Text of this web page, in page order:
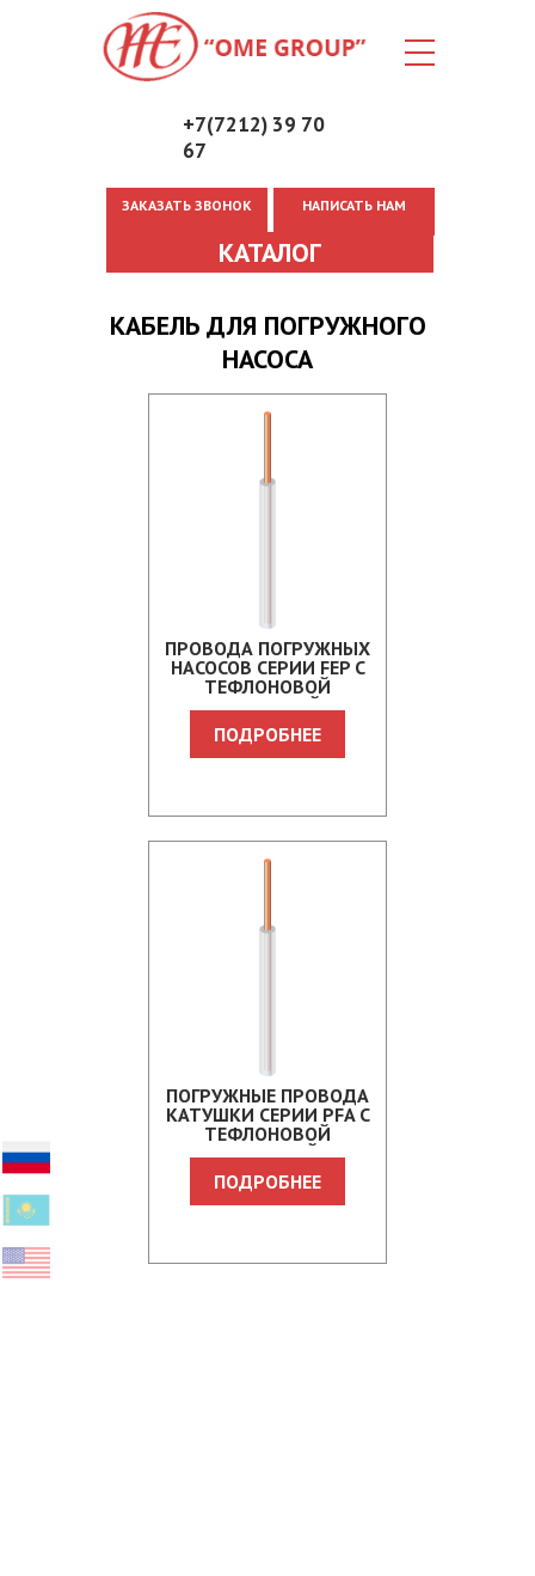
+7(7212) 39 70
67
ЗАКАЗАТЬ ЗВОНОК НАПИСАТЬ НАМ
КАТАЛОГ
КАБЕЛЬ ДЛЯ ПОГРУЖНОГО
НАСОСА
ПРОВОДА ПОГРУЖНЫХ
НАСОСОВ СЕРИИ FEP С
ТЕФЛОНОВОЙ
ИЗОЛЯЦИЕЙ
ПОДРОБНЕЕ
ПОГРУЖНЫЕ ПРОВОДА
КАТУШКИ СЕРИИ PFA С
ТЕФЛОНОВОЙ
ИЗОЛЯЦИЕЙ.
ПОДРОБНЕЕ